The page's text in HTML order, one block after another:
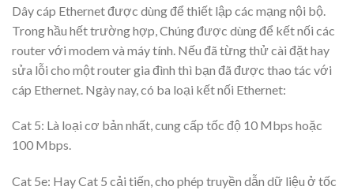
Dây cáp Ethernet được dùng để thiết lập các mạng nội bộ.
Trong hầu hết trường hợp, Chúng được dùng để kết nối các
router với modem và máy tính. Nếu đã từng thử cài đặt hay
sửa lỗi cho một router gia đình thì bạn đã được thao tác với
cáp Ethernet. Ngày nay, có ba loại kết nối Ethernet:
Cat 5: Là loại cơ bản nhất, cung cấp tốc độ 10 Mbps hoặc
100 Mbps.
Cat 5e: Hay Cat 5 cải tiến, cho phép truyền dẫn dữ liệu ở tốc